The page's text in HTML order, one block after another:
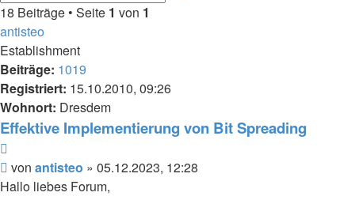
18 Beiträge • Seite 1 von 1
antisteo
Establishment
Beiträge: 1019
Registriert: 15.10.2010, 09:26
Wohnort: Dresdem
Effektive Implementierung von Bit Spreading
Beitrag
von antisteo » 05.12.2023, 12:28
Hallo liebes Forum,